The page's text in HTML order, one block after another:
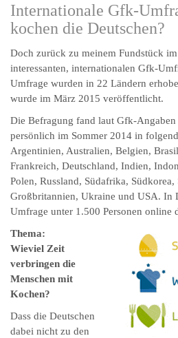
Internationale Gfk-
kochen die Deutschen?
Doch zurück zu meinem Fundstück
interessanten, internationalen Gfk-
Umfrage wurden in 22 Ländern
wurde im März 2015 veröffentlicht.
Die Befragung fand laut Gfk-
persönlich im Sommer 2014 in
Argentinien, Australien, Belgien,
Frankreich, Deutschland, Indien,
Polen, Russland, Südafrika,
Großbritannien, Ukraine und USA. In
Umfrage unter 1.500 Personen online
Thema:
Wieviel Zeit
verbringen die
Menschen mit
Kochen?
Dass die Deutschen
dabei nicht zu den